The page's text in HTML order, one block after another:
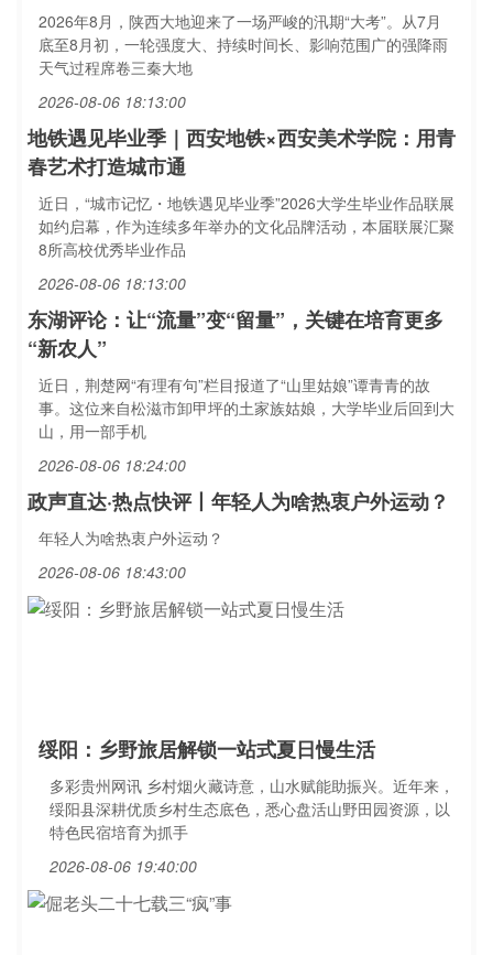
2026年8月，陕西大地迎来了一场严峻的汛期“大考”。从7月
底至8月初，一轮强度大、持续时间长、影响范围广的强降雨
天气过程席卷三秦大地
2026-08-06 18:13:00
地铁遇见毕业季｜西安地铁×西安美术学院：用青
春艺术打造城市通
近日，“城市记忆・地铁遇见毕业季”2026大学生毕业作品联展
如约启幕，作为连续多年举办的文化品牌活动，本届联展汇聚
8所高校优秀毕业作品
2026-08-06 18:13:00
东湖评论：让“流量”变“留量”，关键在培育更多
“新农人”
近日，荆楚网“有理有句”栏目报道了“山里姑娘”谭青青的故
事。这位来自松滋市卸甲坪的土家族姑娘，大学毕业后回到大
山，用一部手机
2026-08-06 18:24:00
政声直达·热点快评丨年轻人为啥热衷户外运动？
年轻人为啥热衷户外运动？
2026-08-06 18:43:00
绥阳：乡野旅居解锁一站式夏日慢生活
多彩贵州网讯 乡村烟火藏诗意，山水赋能助振兴。近年来，
绥阳县深耕优质乡村生态底色，悉心盘活山野田园资源，以
特色民宿培育为抓手
2026-08-06 19:40:00